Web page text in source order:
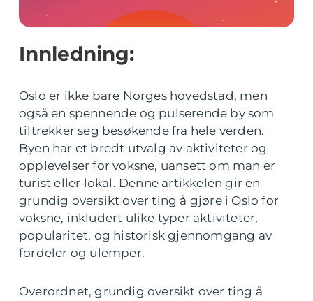
Innledning:
Oslo er ikke bare Norges hovedstad, men
også en spennende og pulserende by som
tiltrekker seg besøkende fra hele verden.
Byen har et bredt utvalg av aktiviteter og
opplevelser for voksne, uansett om man er
turist eller lokal. Denne artikkelen gir en
grundig oversikt over ting å gjøre i Oslo for
voksne, inkludert ulike typer aktiviteter,
popularitet, og historisk gjennomgang av
fordeler og ulemper.
Overordnet, grundig oversikt over ting å